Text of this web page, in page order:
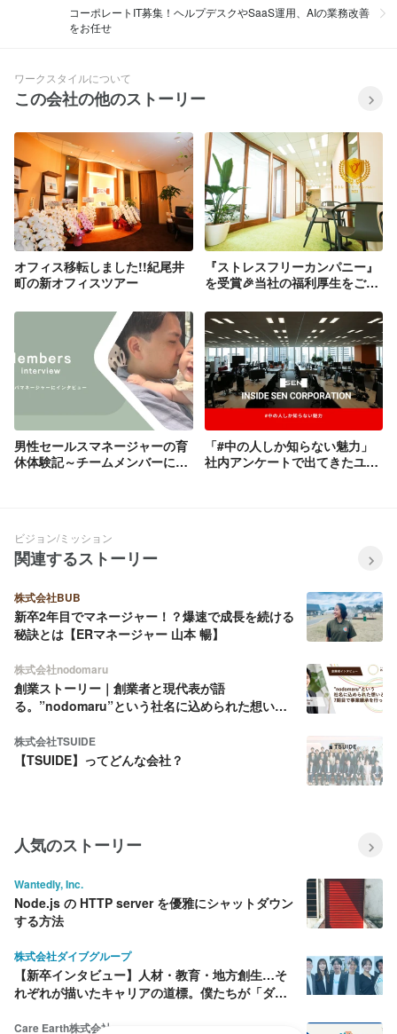
コーポレートIT募集！ヘルプデスクやSaaS運用、AIの業務改善
をお任せ
ワークスタイルについて
この会社の他のストーリー
オフィス移転しました!!紀尾井
町の新オフィスツアー
『ストレスフリーカンパニー』
を受賞🎉当社の福利厚生をご紹
男性セールスマネージャーの育
休体験記～チームメンバーにも
「#中の人しか知らない魅力」
社内アンケートで出てきたユニ
ビジョン/ミッション
関連するストーリー
株式会社BUB
新卒2年目でマネージャー！？爆速で成長を続ける
秘訣とは【ERマネージャー 山本 暢】
株式会社nodomaru
創業ストーリー｜創業者と現代表が語
る。”nodomaru”という社名に込められた想い
株式会社TSUIDE
【TSUIDE】ってどんな会社？
人気のストーリー
Wantedly, Inc.
Node.js の HTTP server を優雅にシャットダウン
する方法
株式会社ダイブグループ
【新卒インタビュー】人材・教育・地方創生…そ
れぞれが描いたキャリアの道標。僕たちが「ダイ
Care Earth株式会社